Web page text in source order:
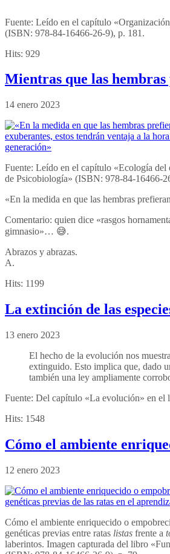
Fuente: Leído en el capítulo
(ISBN: 978-84-16466-26-9), p. 181.
Hits: 929
Mientras que las
14 enero 2023
Fuente: Leído en el capítulo «Ecología
de Psicobiología» (ISBN: 978-84-16466-
«En la medida en que las hembras
Comentario: quien dice «rasgos
gimnasio»… 😅.
Abrazos y abrazas.
A.
Hits: 1199
La extinción de las
13 enero 2023
El hecho de la evolución nos
extinguido. Esto implica que, dado
también una ley ampliamente
Fuente: Del capítulo «La evolución» en
Hits: 1548
Cómo el ambiente
12 enero 2023
Cómo el ambiente enriquecido o
genéticas previas entre ratas listas frente a
laberintos. Imagen capturada del libro